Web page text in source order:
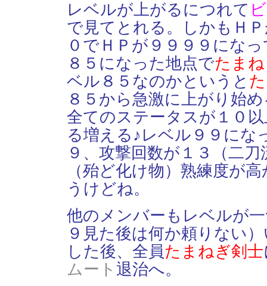
レベルが上がるにつれて
で見てとれる。しかもＨ
０でＨＰが９９９９にな
８５になった地点でたま
ベル８５なのかというと
８５から急激に上がり始
全てのステータスが１０
る増える♪レベル９９にな
９、攻撃回数が１３（二
（殆ど化け物）熟練度が
うけどね。
他のメンバーもレベルが
９見た後は何か頼りない
した後、全員たまねぎ剣士
ムート 退治へ。